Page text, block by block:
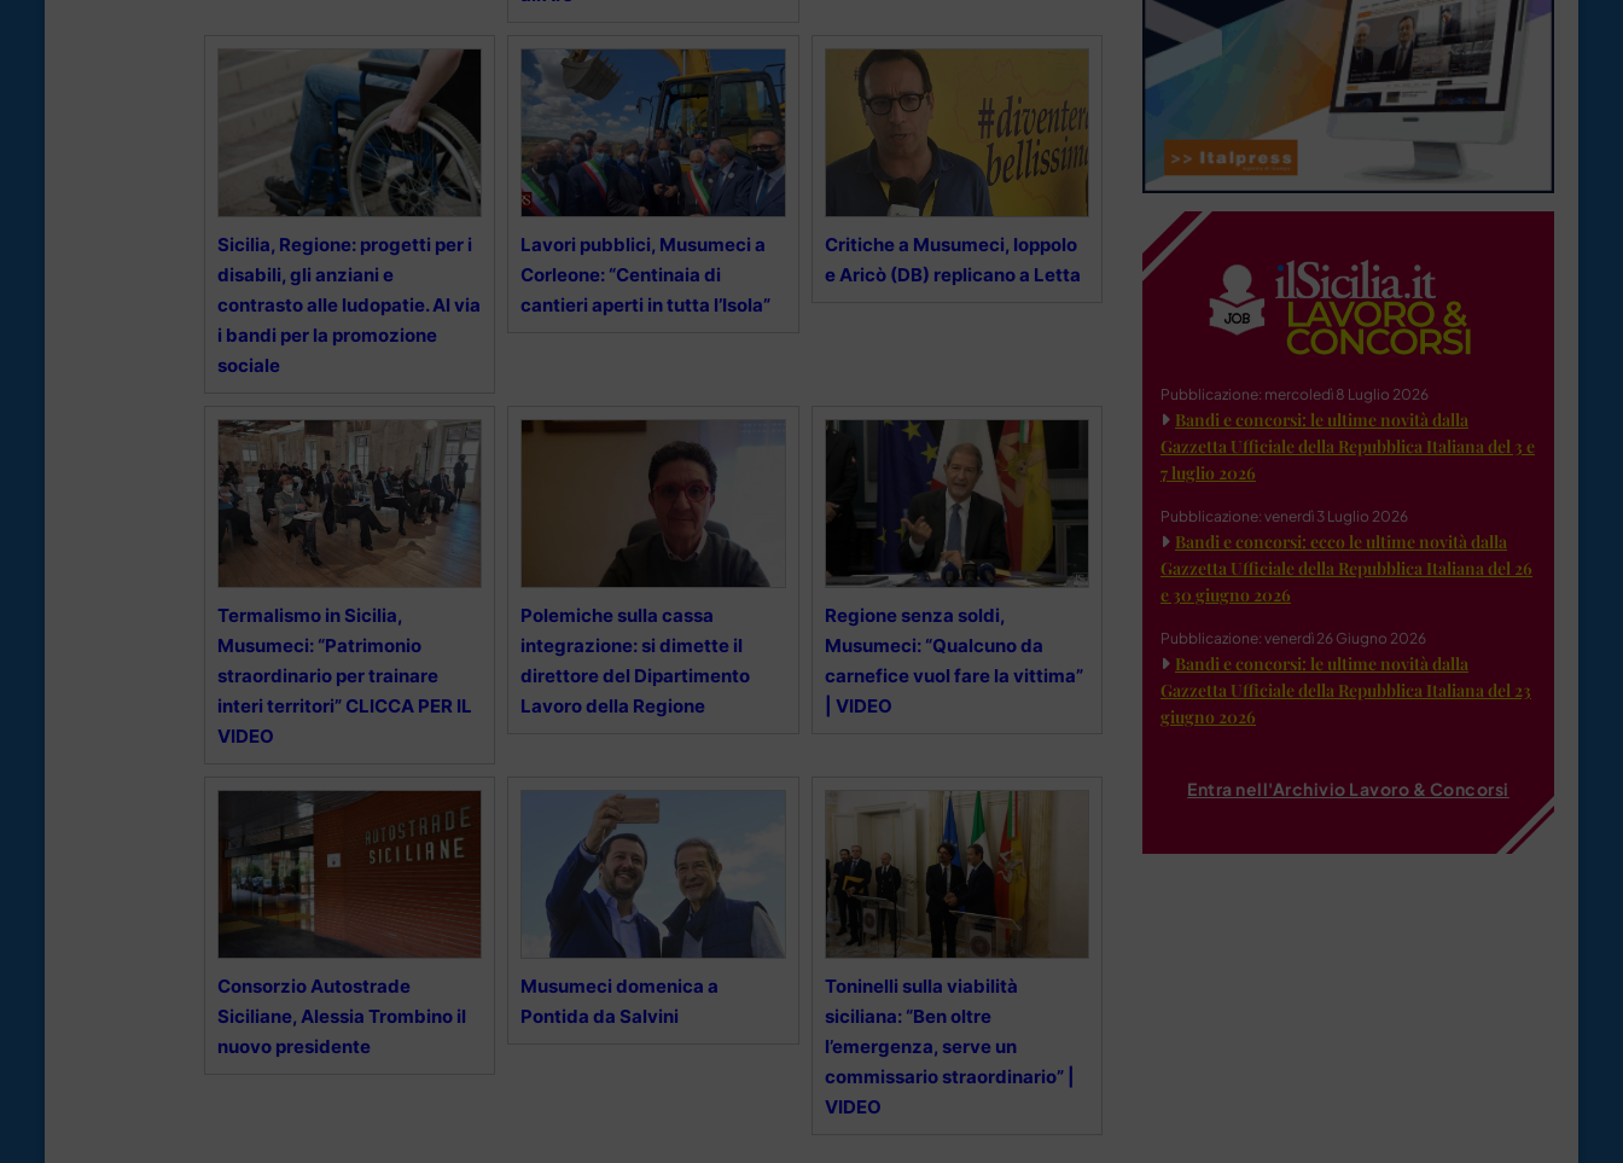
Sicilia, Regione: progetti per i
disabili, gli anziani e
contrasto alle ludopatie. Al via
i bandi per la promozione
sociale
Lavori pubblici, Musumeci a
Corleone: “Centinaia di
cantieri aperti in tutta l’Isola”
Critiche a Musumeci, Ioppolo
e Aricò (DB) replicano a Letta
Termalismo in Sicilia,
Musumeci: “Patrimonio
straordinario per trainare
interi territori” CLICCA PER IL
VIDEO
Polemiche sulla cassa
integrazione: si dimette il
direttore del Dipartimento
Lavoro della Regione
Regione senza soldi,
Musumeci: “Qualcuno da
carnefice vuol fare la vittima”
| VIDEO
Consorzio Autostrade
Siciliane, Alessia Trombino il
nuovo presidente
Musumeci domenica a
Pontida da Salvini
Toninelli sulla viabilità
siciliana: “Ben oltre
l’emergenza, serve un
commissario straordinario” |
VIDEO
Pubblicazione: mercoledì 8 Luglio 2026
Bandi e concorsi: le ultime novità dalla
Gazzetta Ufficiale della Repubblica Italiana del 3 e
7 luglio 2026
Pubblicazione: venerdì 3 Luglio 2026
Bandi e concorsi: ecco le ultime novità dalla
Gazzetta Ufficiale della Repubblica Italiana del 26
e 30 giugno 2026
Pubblicazione: venerdì 26 Giugno 2026
Bandi e concorsi: le ultime novità dalla
Gazzetta Ufficiale della Repubblica Italiana del 23
giugno 2026
Entra nell'Archivio Lavoro & Concorsi